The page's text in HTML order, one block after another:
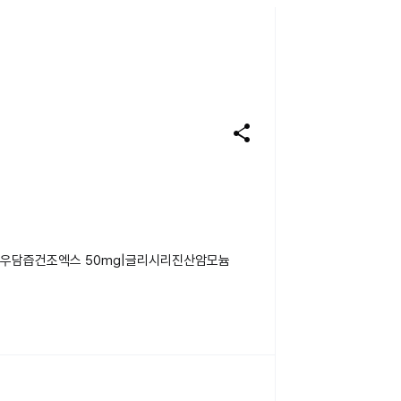
share
담즙건조엑스 50mg|글리시리진산암모늄